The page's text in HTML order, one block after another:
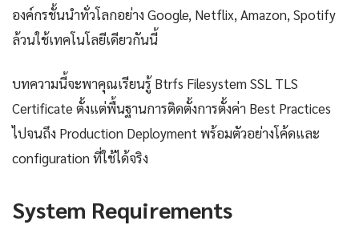
องค์กรชั้นนำทั่วโลกอย่าง Google, Netflix, Amazon, Spotify
ล้วนใช้เทคโนโลยีเดียวกันนี้
บทความนี้จะพาคุณเรียนรู้ Btrfs Filesystem SSL TLS
Certificate ตั้งแต่พื้นฐานการติดตั้งการตั้งค่า Best Practices
ไปจนถึง Production Deployment พร้อมตัวอย่างโค้ดและ
configuration ที่ใช้ได้จริง
System Requirements